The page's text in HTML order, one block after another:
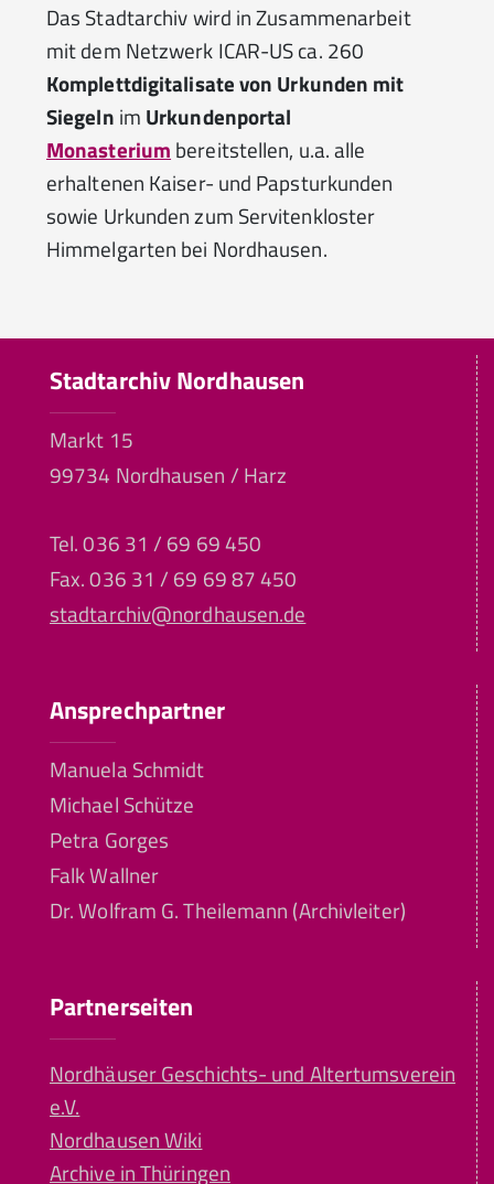
Das Stadtarchiv wird in Zusammenarbeit
mit dem Netzwerk ICAR-US ca. 260
Komplettdigitalisate von Urkunden mit
Siegeln im Urkundenportal
Monasterium bereitstellen, u.a. alle
erhaltenen Kaiser- und Papsturkunden
sowie Urkunden zum Servitenkloster
Himmelgarten bei Nordhausen.
Stadtarchiv Nordhausen
Markt 15
99734 Nordhausen / Harz
Tel. 036 31 / 69 69 450
Fax. 036 31 / 69 69 87 450
stadtarchiv@nordhausen.de
Ansprechpartner
Manuela Schmidt
Michael Schütze
Petra Gorges
Falk Wallner
Dr. Wolfram G. Theilemann (Archivleiter)
Partnerseiten
Nordhäuser Geschichts- und Altertumsverein
e.V.
Nordhausen Wiki
Archive in Thüringen